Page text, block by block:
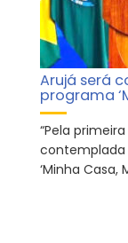
Arujá será
programa
“Pela
contemplada
‘Minha Casa,